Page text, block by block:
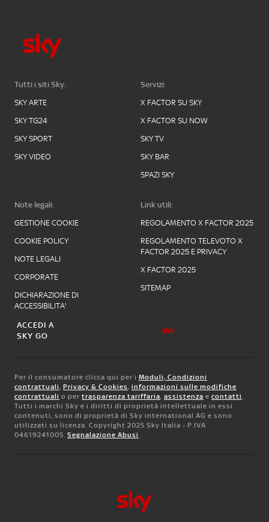
Tutti i siti Sky:
SKY ARTE
SKY TG24
SKY SPORT
SKY VIDEO
Servizi:
X FACTOR SU SKY
X FACTOR SU NOW
SKY TV
SKY BAR
SPAZI SKY
Note legali:
GESTIONE COOKIE
COOKIE POLICY
NOTE LEGALI
CORPORATE
DICHIARAZIONE DI
ACCESSIBILITA'
Link utili:
REGOLAMENTO X FACTOR 2025
REGOLAMENTO TELEVOTO X
FACTOR 2025 E PRIVACY
X FACTOR 2025
SITEMAP
ACCEDI A
SKY GO
Per il consumatore clicca qui per i Moduli, Condizioni
contrattuali, Privacy & Cookies, informazioni sulle modifiche
contrattuali o per trasparenza tariffaria, assistenza e contatti.
Tutti i marchi Sky e i diritti di proprietà intellettuale in essi
contenuti, sono di proprietà di Sky international AG e sono
utilizzati su licenza. Copyright 2025 Sky Italia - P.IVA
04619241005. Segnalazione Abusi